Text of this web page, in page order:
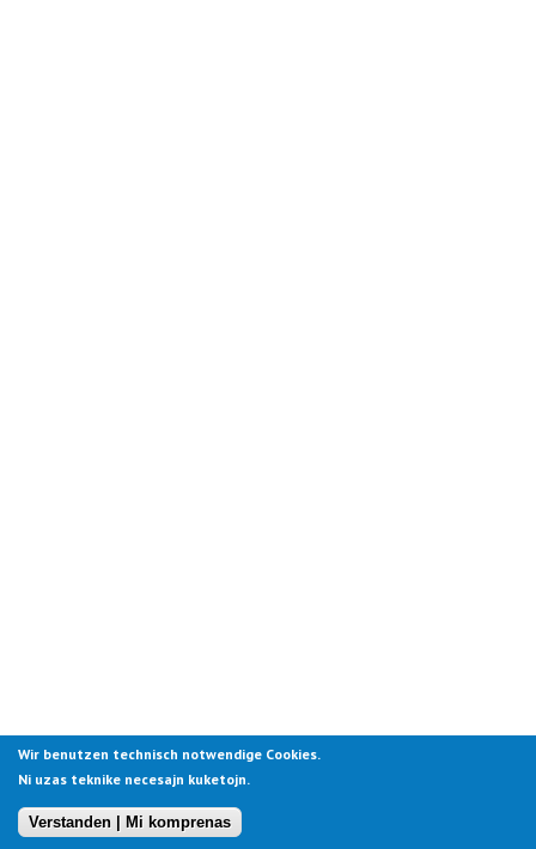
Wir benutzen technisch notwendige Cookies.
Ni uzas teknike necesajn kuketojn.
Verstanden | Mi komprenas